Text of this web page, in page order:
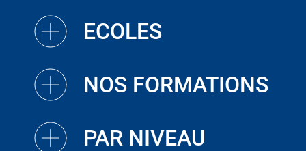
ECOLES
NOS FORMATIONS
PAR NIVEAU